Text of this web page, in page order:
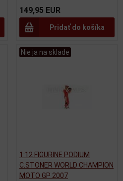
149,95 EUR
Pridať do košíka
Nie ja na sklade
1:12 FIGURINE PODIUM
C.STONER WORLD CHAMPION
MOTO GP 2007